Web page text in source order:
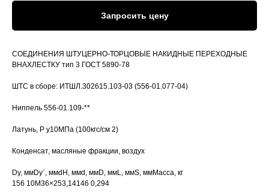
Запросить цену
СОЕДИНЕНИЯ ШТУЦЕРНО-ТОРЦОВЫЕ НАКИДНЫЕ ПЕРЕХОДНЫЕ
ВНАХЛЕСТКУ тип 3 ГОСТ 5890-78
ШТС в сборе: ИТШЛ.302615.103-03 (556-01.077-04)
Ниппель 556-01.109-**
Латунь, Р у10МПа (100кгс/см 2)
Конденсат, масляные фракции, воздух
Dу, ммDуˊ, ммdH, ммd, ммD, ммL, ммS, ммМасса, кг
156 10M36×253,14146 0,294